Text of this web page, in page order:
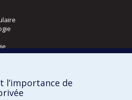
et médecine nucléaire
l’importance de